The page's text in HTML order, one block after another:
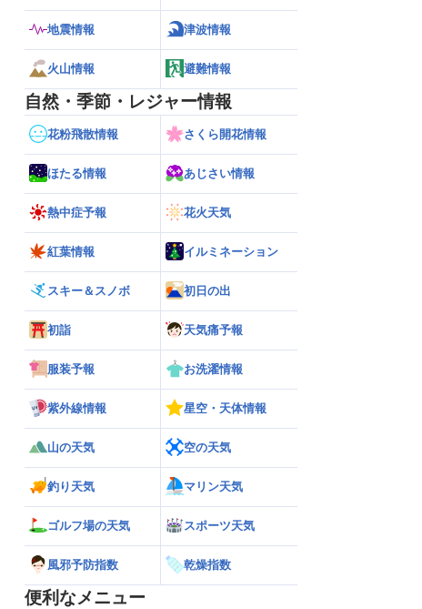
地震情報 津波情報
火山情報 避難情報
自然・季節・レジャー情報
花粉飛散情報 さくら開花情報
ほたる情報 あじさい情報
熱中症予報 花火天気
紅葉情報 イルミネーション
スキー＆スノボ 初日の出
初詣 天気痛予報
服装予報 お洗濯情報
紫外線情報 星空・天体情報
山の天気 空の天気
釣り天気 マリン天気
ゴルフ場の天気 スポーツ天気
風邪予防指数 乾燥指数
便利なメニュー